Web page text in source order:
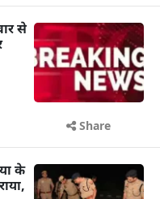
से
Share
के